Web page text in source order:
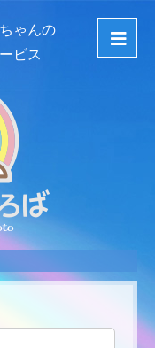
ゃんの
ビス